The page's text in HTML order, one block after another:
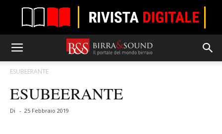
ESUBEERANTE
ESUBEERANTE
Di - 25 Febbraio 2019